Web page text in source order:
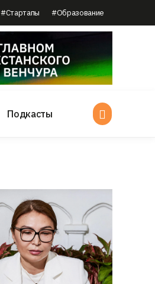
#Стартапы #Образование
Подкасты